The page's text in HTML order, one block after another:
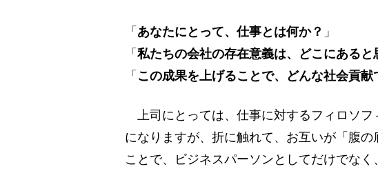
「 あなたにとって、仕事とは何か？ 」
「 私たちの会社の存在意義は、どこにあると
「 この成果を上げることで、どんな社会貢献
上司にとっては、仕事に対するフィロソフ
になりますが、折に触れて、お互いが「腹
ことで、ビジネスパーソンとしてだけでな